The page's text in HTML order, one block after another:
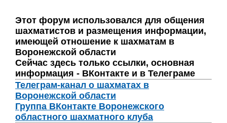
Этот форум использовался для общения
шахматистов и размещения информации,
имеющей отношение к шахматам в
Воронежской области
Сейчас здесь только ссылки, основная
информация - ВКонтакте и в Телеграме
Телеграм-канал о шахматах в
Воронежской области
Группа ВКонтакте Воронежского
областного шахматного клуба